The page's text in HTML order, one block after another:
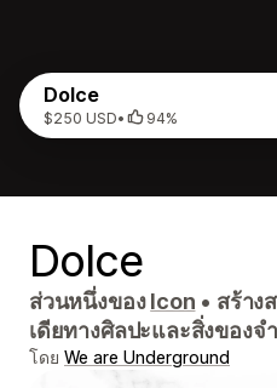
Dolce
$250 USD• 94%
Dolce
ส่วนหนึ่งของIcon • สร้าง
เดียทางศิลปะและสิ่งของจ
โดย We are Underground